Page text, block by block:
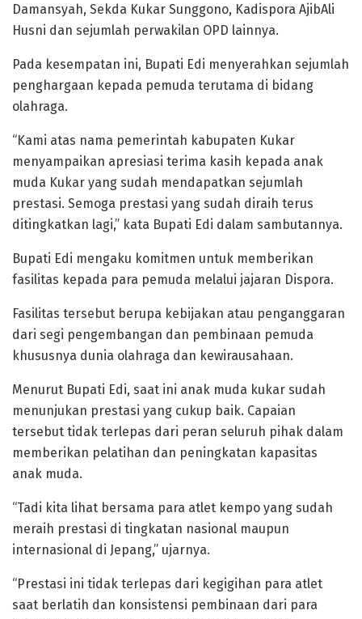
Damansyah, Sekda Kukar Sunggono, Kadispora AjibAli
Husni dan sejumlah perwakilan OPD lainnya.
Pada kesempatan ini, Bupati Edi menyerahkan sejumlah
penghargaan kepada pemuda terutama di bidang
olahraga.
“Kami atas nama pemerintah kabupaten Kukar
menyampaikan apresiasi terima kasih kepada anak
muda Kukar yang sudah mendapatkan sejumlah
prestasi. Semoga prestasi yang sudah diraih terus
ditingkatkan lagi,” kata Bupati Edi dalam sambutannya.
Bupati Edi mengaku komitmen untuk memberikan
fasilitas kepada para pemuda melalui jajaran Dispora.
Fasilitas tersebut berupa kebijakan atau penganggaran
dari segi pengembangan dan pembinaan pemuda
khususnya dunia olahraga dan kewirausahaan.
Menurut Bupati Edi, saat ini anak muda kukar sudah
menunjukan prestasi yang cukup baik. Capaian
tersebut tidak terlepas dari peran seluruh pihak dalam
memberikan pelatihan dan peningkatan kapasitas
anak muda.
“Tadi kita lihat bersama para atlet kempo yang sudah
meraih prestasi di tingkatan nasional maupun
internasional di Jepang,” ujarnya.
“Prestasi ini tidak terlepas dari kegigihan para atlet
saat berlatih dan konsistensi pembinaan dari para